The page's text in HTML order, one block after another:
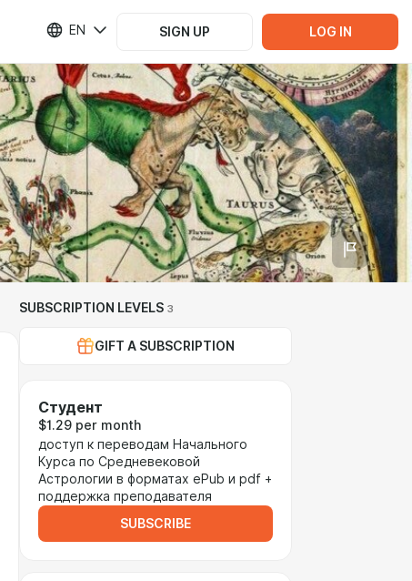
EN SIGN UP LOG IN
SUBSCRIPTION LEVELS 3
GIFT A SUBSCRIPTION
Студент
$1.29 per month
доступ к переводам Начального
Курса по Средневековой
Астрологии в форматах ePub и pdf +
поддержка преподавателя
SUBSCRIBE